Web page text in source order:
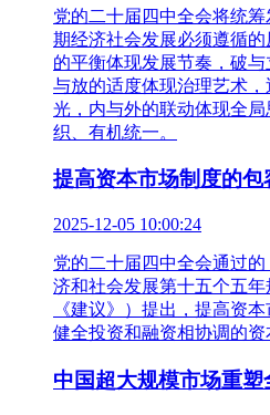
党的二十届四中全会将统
期经济社会发展必须遵循
的平衡体现发展节奏，破
与放的适度体现治理艺术
光，内与外的联动体现全
织、有机统一。
提高资本市场制度的包
2025-12-05 10:00:24
党的二十届四中全会通过
济和社会发展第十五个五
《建议》）提出，提高资
健全投资和融资相协调的资
中国超大规模市场重